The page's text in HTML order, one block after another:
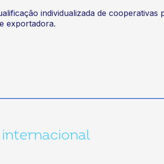
individualizada de cooperativas
exportadora.